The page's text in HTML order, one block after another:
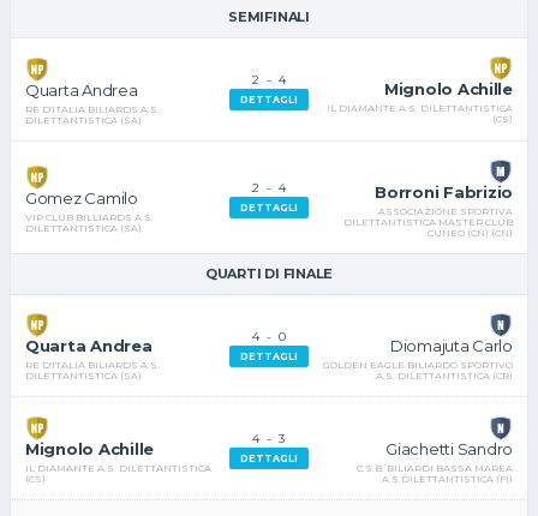
SEMIFINALI
Quarta Andrea
RE D'ITALIA BILIARDS A.S.
DILETTANTISTICA (SA)
2- 4
DETTAGLI
Mignolo Achille
IL DIAMANTE A.S. DILETTANTISTICA
(CS)
Gomez Camilo
VIP CLUB BILLIARDS A.S.
DILETTANTISTICA (SA)
2- 4
DETTAGLI
Borroni Fabrizio
ASSOCIAZIONE SPORTIVA
DILETTANTISTICA MASTER CLUB
CUNEO (CN) (CN)
QUARTI DI FINALE
Quarta Andrea
RE D'ITALIA BILIARDS A.S.
DILETTANTISTICA (SA)
4- 0
DETTAGLI
Diomajuta Carlo
GOLDEN EAGLE BILIARDO SPORTIVO
A.S. DILETTANTISTICA (CB)
Mignolo Achille
IL DIAMANTE A.S. DILETTANTISTICA
(CS)
4-3
DETTAGLI
Giachetti Sandro
C.S.B. BILIARDI BASSA MAREA
A.S.DILETTANTISTICA (FI)